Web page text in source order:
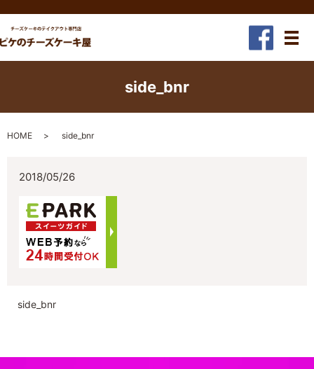
メ
side_bnr
HOME side_bnr
2018/05/26
side_bnr